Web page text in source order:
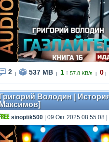
2 537 MB 1 ↑ 57.8 KB/s 0
Григорий Володин |
Максимов]
sinoptik500 | 09 Окт 2025 08:55:08